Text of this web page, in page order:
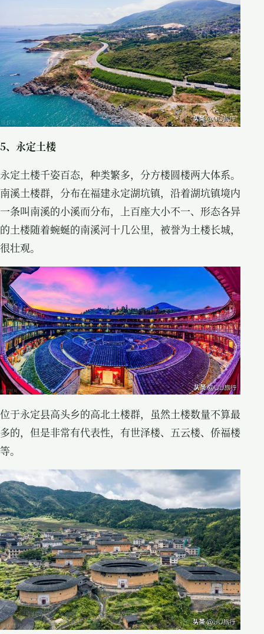
5、永定土楼
永定土楼千姿百态，种类繁多，分方楼圆楼两大体系。
南溪土楼群，分布在福建永定湖坑镇，沿着湖坑镇境内
一条叫南溪的小溪而分布，上百座大小不一、形态各异
的土楼随着蜿蜒的南溪河十几公里，被誉为土楼长城，
很壮观。
位于永定县高头乡的高北土楼群，虽然土楼数量不算最
多的，但是非常有代表性，有世泽楼、五云楼、侨福楼
等。­